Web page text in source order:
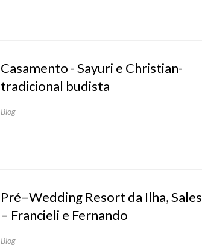
Casamento - Sayuri e Christian-
tradicional budista
Blog
Pré–Wedding Resort da Ilha, Sales
– Francieli e Fernando
Blog